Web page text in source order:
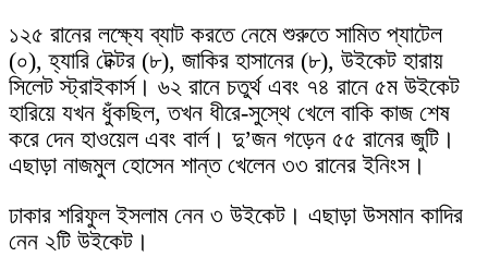
১২৫ রানের লক্ষ্যে ব্যাট করতে নেমে শুরুতে সামিত প্যাটেল
(০), হ্যারি টেক্টর (৮), জাকির হাসানের (৮), উইকেট হারায়
সিলেট স্ট্রাইকার্স। ৬২ রানে চতুর্থ এবং ৭৪ রানে ৫ম উইকেট
হারিয়ে যখন ধুঁকছিল, তখন ধীরে-সুস্থে খেলে বাকি কাজ শেষ
করে দেন হাওয়েল এবং বার্ল। দু’জন গড়েন ৫৫ রানের জুটি।
এছাড়া নাজমুল হোসেন শান্ত খেলেন ৩৩ রানের ইনিংস।
ঢাকার শরিফুল ইসলাম নেন ৩ উইকেট। এছাড়া উসমান কাদির
নেন ২টি উইকেট।